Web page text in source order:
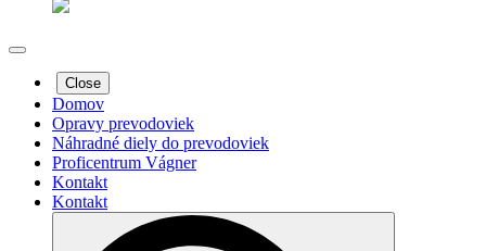
Close
Domov
Opravy prevodoviek
Náhradné diely do prevodoviek
Proficentrum Vágner
Kontakt
Kontakt